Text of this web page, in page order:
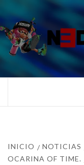
al
contenido
TUS
INICIO NOTICIAS
OCARINA OF TIME.